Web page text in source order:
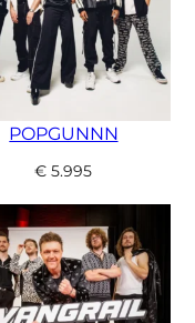
POPGUNNN
€ 5.995